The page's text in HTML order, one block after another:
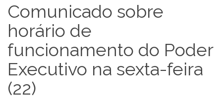
Comunicado sobre
horário de
funcionamento do Poder
Executivo na sexta-feira
(22)